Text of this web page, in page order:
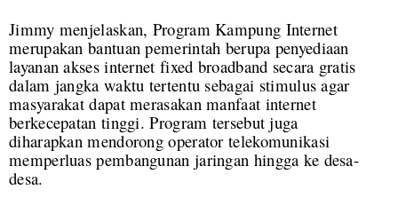
Jimmy menjelaskan, Program Kampung Internet
merupakan bantuan pemerintah berupa penyediaan
layanan akses internet fixed broadband secara gratis
dalam jangka waktu tertentu sebagai stimulus agar
masyarakat dapat merasakan manfaat internet
berkecepatan tinggi. Program tersebut juga
diharapkan mendorong operator telekomunikasi
memperluas pembangunan jaringan hingga ke desa-
desa.